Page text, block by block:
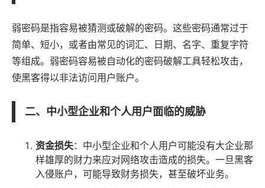
弱密码是指容易被猜测或破解的密码。这些密码通常过于
简单、短小，或者由常见的词汇、日期、名字、重复字符
等组成。弱密码容易被自动化的密码破解工具轻松攻击，
使黑客得以非法访问用户账户。
二、中小型企业和个人用户面临的威胁
资金损失：中小型企业和个人用户可能没有大企业那
样雄厚的财力来应对网络攻击造成的损失。一旦黑客
入侵账户，可能导致财务损失，甚至破坏业务。